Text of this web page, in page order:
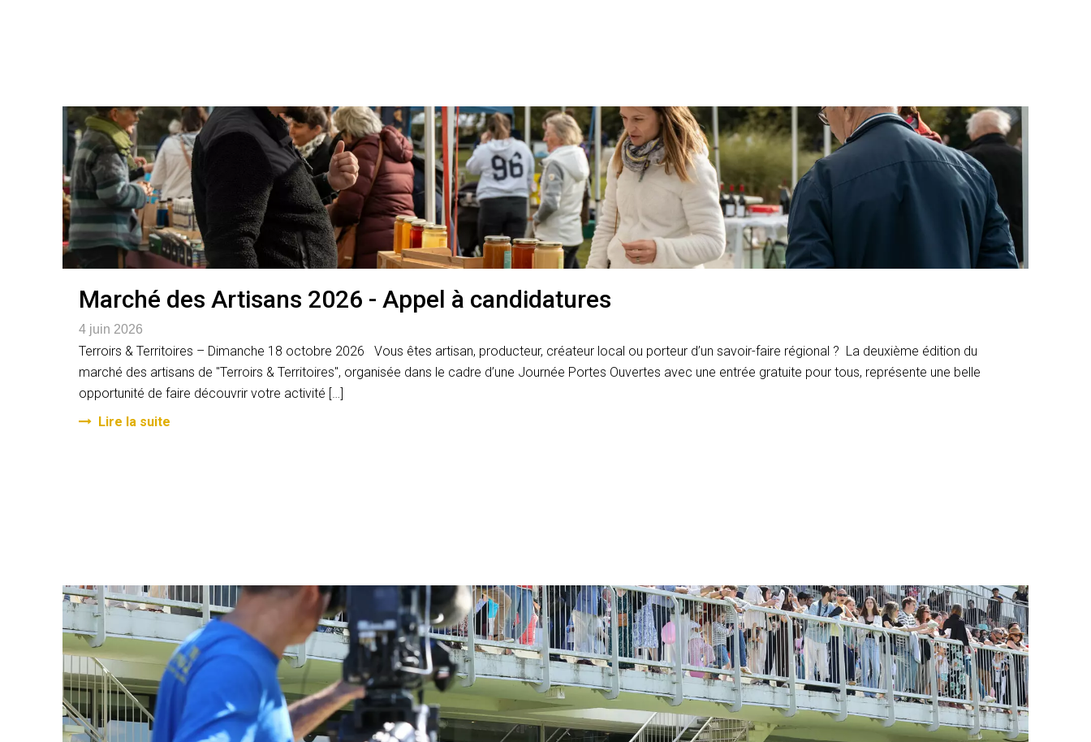
Marché des Artisans 2026 - Appel à candidatures
4 juin 2026
Terroirs & Territoires – Dimanche 18 octobre 2026 Vous êtes artisan, producteur, créateur local ou porteur d’un savoir-faire régional ? La deuxième édition du
marché des artisans de "Terroirs & Territoires", organisée dans le cadre d’une Journée Portes Ouvertes avec une entrée gratuite pour tous, représente une belle
opportunité de faire découvrir votre activité […]
Lire la suite